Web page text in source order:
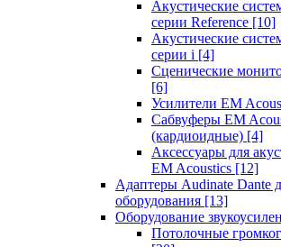
Акустические
серии Reference [10]
Акустические
серии i [4]
Сценические
[6]
Усилители EM
Сабвуферы EM
(кардиоидные) [4]
Аксессуары для
EM Acoustics [12]
Адаптеры Audinate Dante
оборудования [13]
Оборудование
Потолочные